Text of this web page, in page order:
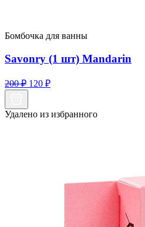
Бомбочка для ванны
Savonry (1 шт) Mandarin
200₽ Первоначальная
200 ₽.
120 ₽Текущая
Удалено из избранного